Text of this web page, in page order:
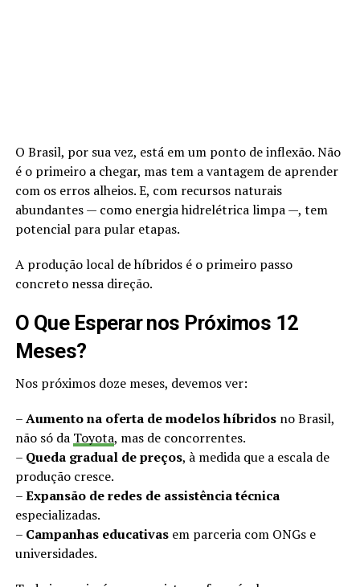
O Brasil, por sua vez, está em um ponto de inflexão. Não
é o primeiro a chegar, mas tem a vantagem de aprender
com os erros alheios. E, com recursos naturais
abundantes — como energia hidrelétrica limpa —, tem
potencial para pular etapas.
A produção local de híbridos é o primeiro passo
concreto nessa direção.
O Que Esperar nos Próximos 12
Meses?
Nos próximos doze meses, devemos ver:
–Aumento na oferta de modelos híbridosno Brasil,
não só da Toyota, mas de concorrentes.
– Queda gradual de preços, à medida que a escala de
produção cresce.
–Expansão de redes de assistência técnica
especializadas.
– Campanhas educativasem parceria com ONGs e
universidades.